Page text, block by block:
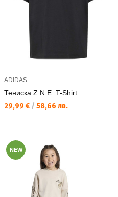
ADIDAS
Тениска Z.N.E. T-Shirt
Текуща цена:
29,99 € / 58,66 лв.
NEW